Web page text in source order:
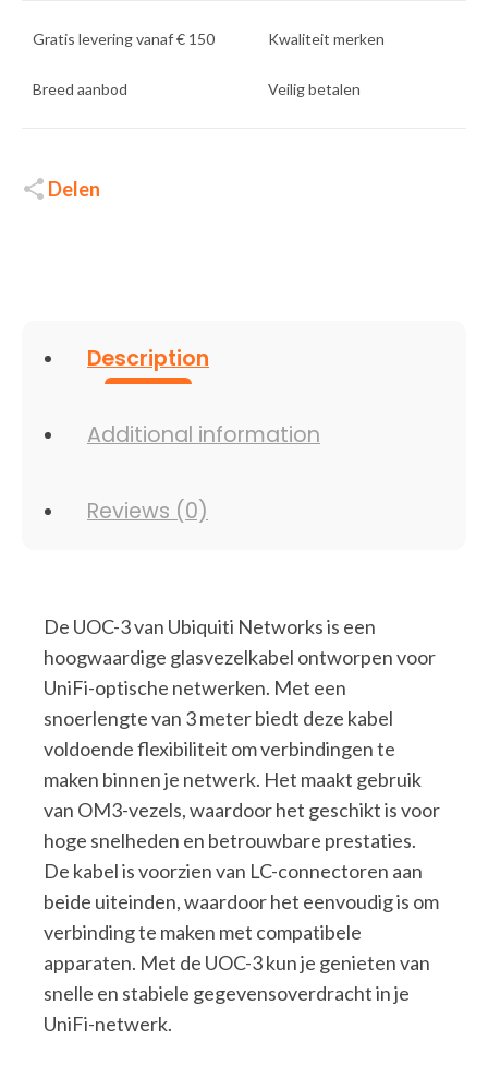
Gratis levering vanaf € 150 Kwaliteit merken
Breed aanbod Veilig betalen
Delen
Description
Additional information
Reviews (0)
De UOC-3 van Ubiquiti Networks is een
hoogwaardige glasvezelkabel ontworpen voor
UniFi-optische netwerken. Met een
snoerlengte van 3 meter biedt deze kabel
voldoende flexibiliteit om verbindingen te
maken binnen je netwerk. Het maakt gebruik
van OM3-vezels, waardoor het geschikt is voor
hoge snelheden en betrouwbare prestaties.
De kabel is voorzien van LC-connectoren aan
beide uiteinden, waardoor het eenvoudig is om
verbinding te maken met compatibele
apparaten. Met de UOC-3 kun je genieten van
snelle en stabiele gegevensoverdracht in je
UniFi-netwerk.